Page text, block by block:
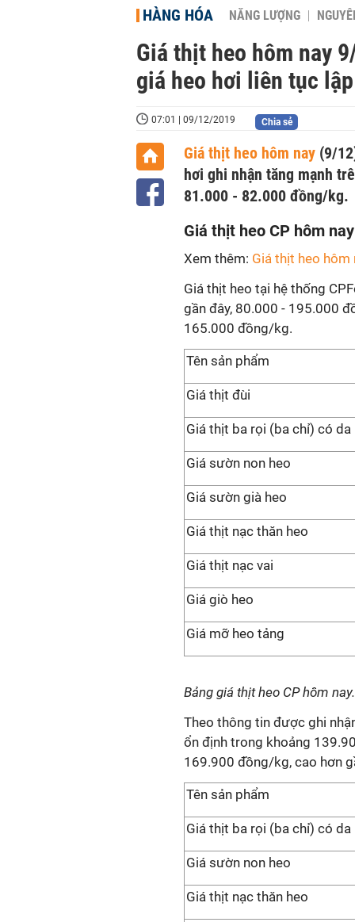
HÀNG HÓA NĂNG LƯỢNG
Giá thịt heo hôm nay
giá heo hơi liên tục
07:01 | 09/12/2019 Chia sẻ
Giá thịt heo hôm nay (9/
hơi ghi nhận tăng mạnh
81.000 - 82.000 đồng/kg.
Giá thịt heo CP hôm nay
Xem thêm: Giá thịt heo
Giá thịt heo tại hệ thống
gần đây, 80.000 - 195.000
165.000 đồng/kg.
Tên sản phẩm
Giá thịt đùi
Giá thịt ba rọi (ba chỉ) có da
Giá sườn non heo
Giá sườn già heo
Giá thịt nạc thăn heo
Giá thịt nạc vai
Giá giò heo
Giá mỡ heo tảng
Bảng giá thịt heo CP hôm
Theo thông tin được ghi
ổn định trong khoảng
169.900 đồng/kg, cao hơn
Tên sản phẩm
Giá thịt ba rọi (ba chỉ) có da
Giá sườn non heo
Giá thịt nạc thăn heo